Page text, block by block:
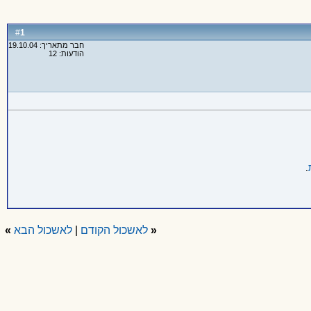
#
1
חבר מתאריך: 19.10.04
הודעות: 12
.
« לאשכול הקודם |לאשכול הבא »